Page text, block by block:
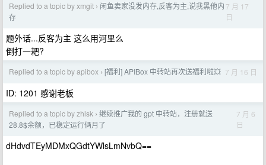
Replied to a topic by xmgit › 闲鱼卖家没发内存,反客为主,说我黑他内
存
7 月 17
日
题外话...反客为主 这么用河里么
倒打一耙?
Replied to a topic by apibox › [福利] APIBox 中转站再次送福利啦💥 7 月 16 日
ID: 1201 感谢老板
Replied to a topic by zhlsk › 继续推广我的 gpt 中转站，注册就送
28.8$余额，已稳定运行俩月了
7 月 6
日
dHdvdTEyMDMxQGdtYWlsLmNvbQ==